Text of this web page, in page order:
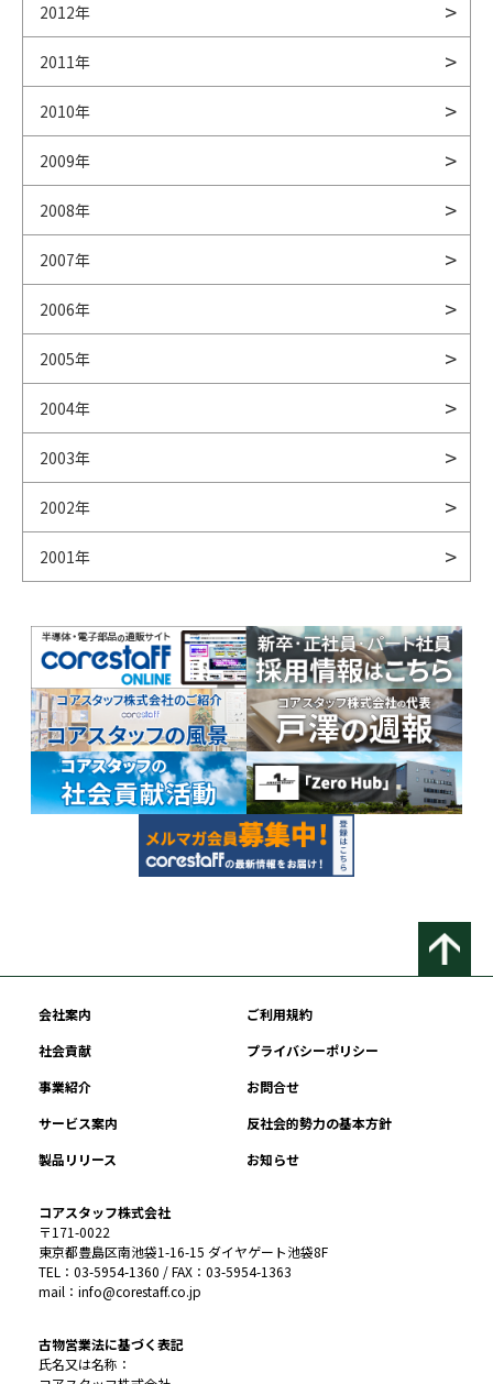
2012年
2011年
2010年
2009年
2008年
2007年
2006年
2005年
2004年
2003年
2002年
2001年
会社案内
ご利用規約
社会貢献
プライバシーポリシー
事業紹介
お問合せ
サービス案内
反社会的勢力の基本方針
製品リリース
お知らせ
コアスタッフ株式会社
〒171-0022
東京都豊島区南池袋1-16-15 ダイヤゲート池袋8F
TEL：03-5954-1360 / FAX：03-5954-1363
mail：info@corestaff.co.jp
古物営業法に基づく表記
氏名又は名称：